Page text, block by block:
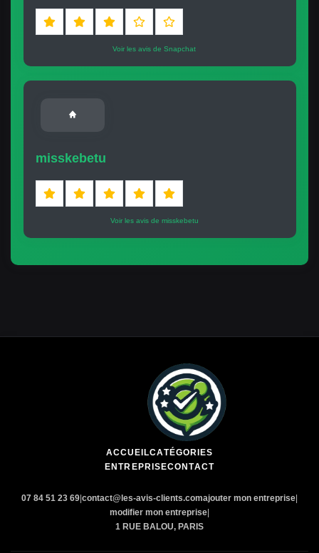
Voir les avis de Snapchat
misskebetu
Voir les avis de misskebetu
ACCUEILCATÉGORIES
ENTREPRISECONTACT
07 84 51 23 69|contact@les-avis-clients.comajouter mon entreprise|
modifier mon entreprise|
1 RUE BALOU, PARIS